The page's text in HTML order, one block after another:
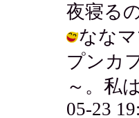
夜寝る
なな
プンカ
～。私
05-23